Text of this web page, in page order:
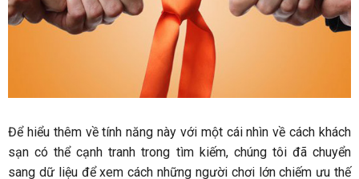
Để hiểu thêm về tính năng này với một cái nhìn về cách khách
sạn có thể cạnh tranh trong tìm kiếm, chúng tôi đã chuyển
sang dữ liệu để xem cách những người chơi lớn chiếm ưu thế